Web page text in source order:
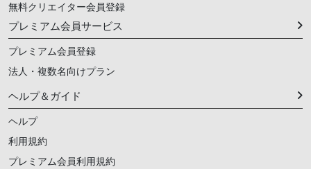
無料クリエイター会員登録
プレミアム会員サービス
プレミアム会員登録
法人・複数名向けプラン
ヘルプ＆ガイド
ヘルプ
利用規約
プレミアム会員利用規約